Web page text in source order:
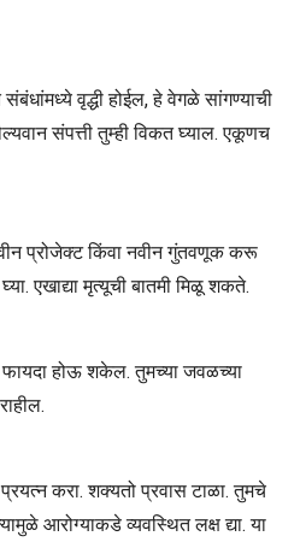
वृद्धी होईल, हे वेगळे सांगण्याची
संपत्ती तुम्ही विकत घ्याल. एकूणच
प्रोजेक्ट किंवा नवीन गुंतवणूक करू
एखाद्या मृत्यूची बातमी मिळू शकते.
फायदा होऊ शकेल. तुमच्या जवळच्या
करा. शक्यतो प्रवास टाळा. तुमचे
आरोग्याकडे व्यवस्थित लक्ष द्या. या